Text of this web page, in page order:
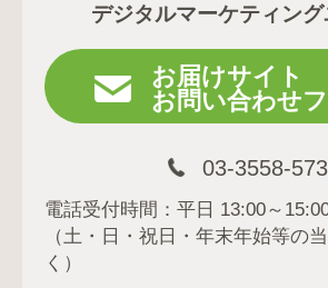
デジタルマーケティング
お届けサイト
お問い合わせ
03-3558-
電話受付時間：平日 13:00～
（土・日・祝日・年末年始等の
く）